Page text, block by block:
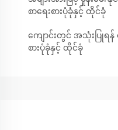
စာရေးစားပုံခုံနှင့် ထိုင်ခုံ
ကျောင်းတွင် အသုံးပြုရန်
စားပုံခုံနှင့် ထိုင်ခုံ